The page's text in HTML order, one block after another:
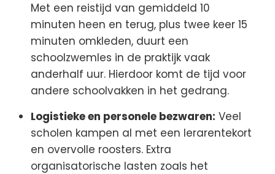
Met een reistijd van gemiddeld 10
minuten heen en terug, plus twee keer 15
minuten omkleden, duurt een
schoolzwemles in de praktijk vaak
anderhalf uur. Hierdoor komt de tijd voor
andere schoolvakken in het gedrang.
Logistieke en personele bezwaren: Veel
scholen kampen al met een lerarentekort
en overvolle roosters. Extra
organisatorische lasten zoals het